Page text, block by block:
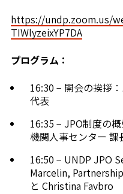
https://undp.zoom.us/
TIWlyzeixYP7DA
プログラム：
16:30 − 開会の挨拶
代表
16:35 − JPO制度の
機関人事センター 課
16:50 − UNDP JPO
Marcelin,
と Christina Favbro